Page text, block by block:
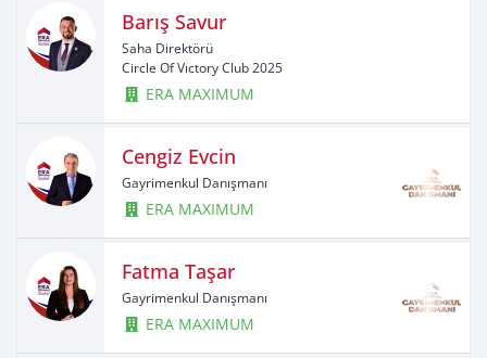
Barış Savur
Saha Direktörü
Circle Of Vıctory Club 2025
ERA MAXIMUM
Cengiz Evcin
Gayrimenkul Danışmanı
ERA MAXIMUM
Fatma Taşar
Gayrimenkul Danışmanı
ERA MAXIMUM